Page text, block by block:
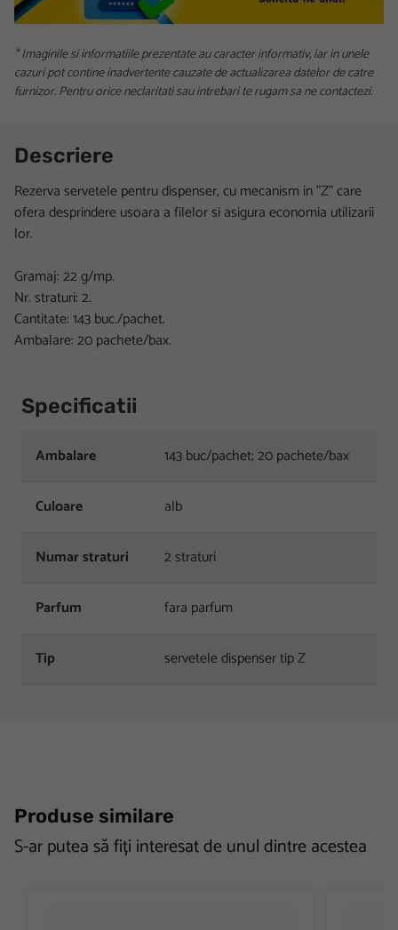
* Imaginile si informatiile prezentate au caracter informativ, iar in unele
cazuri pot contine inadvertente cauzate de actualizarea datelor de catre
furnizor. Pentru orice neclaritati sau intrebari te rugam sa ne contactezi.
Descriere
Rezerva servetele pentru dispenser, cu mecanism in "Z" care
ofera desprindere usoara a filelor si asigura economia utilizarii
lor.
Gramaj: 22 g/mp.
Nr. straturi: 2.
Cantitate: 143 buc./pachet.
Ambalare: 20 pachete/bax.
Specificatii
Ambalare 143 buc/pachet; 20 pachete/bax
Culoare alb
Numar straturi 2 straturi
Parfum fara parfum
Tip servetele dispenser tip Z
Produse similare
S-ar putea să fiți interesat de unul dintre acestea